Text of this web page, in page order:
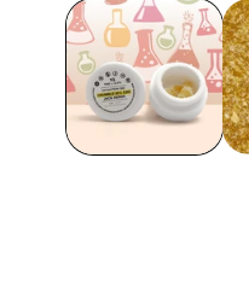
modálnom
okne